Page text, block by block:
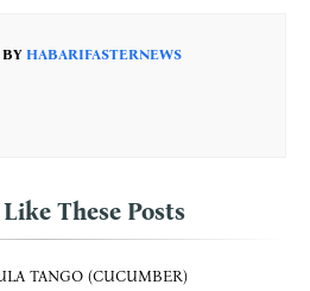
BY HABARIFASTERNEWS
These Posts
TANGO (CUCUMBER)